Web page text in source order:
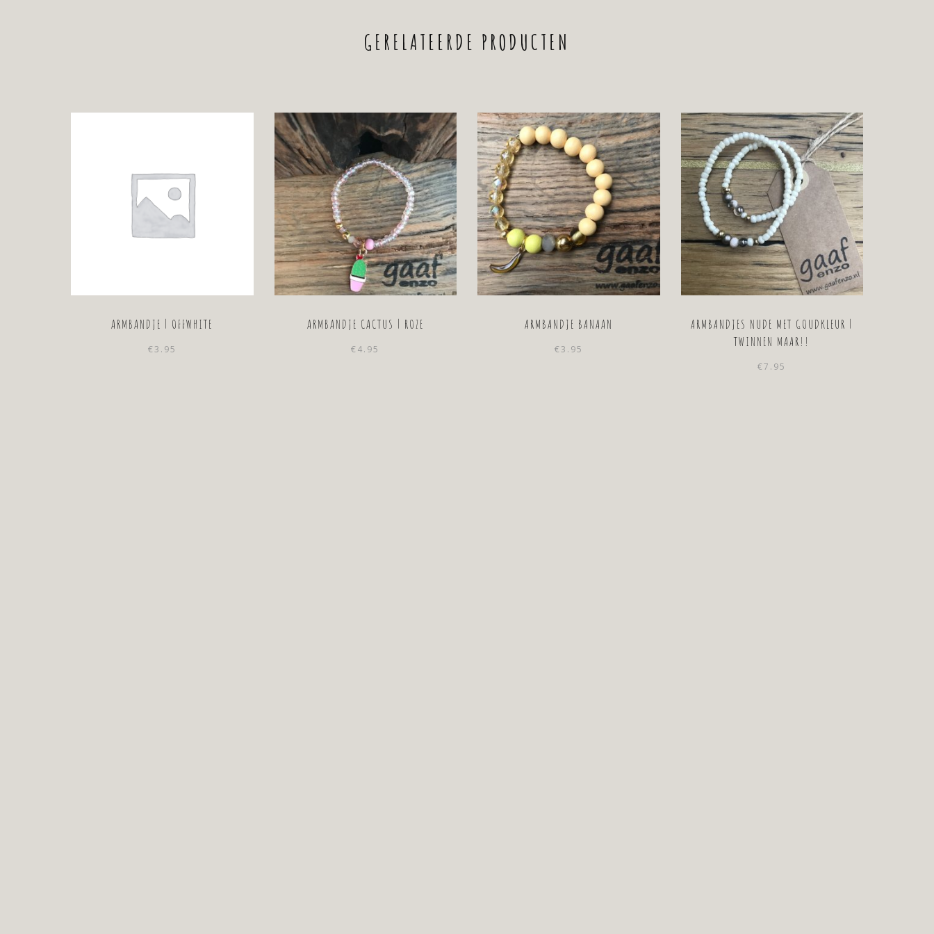
GERELATEERDE PRODUCTEN
ARMBANDJE | OFFWHITE
€3.95
ARMBANDJE CACTUS | ROZE
€ 4.95
ARMBANDJE BANAAN
€3.95
ARMBANDJES NUDE MET GOUDKLEUR |
TWINNEN MAAR!!
€7.95